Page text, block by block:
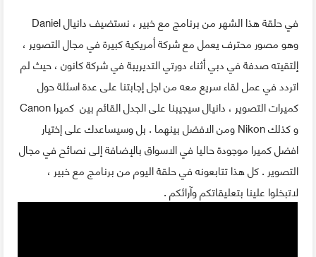
في حلقة هذا الشهر من برنامج مع خبير ، نستضيف دانيال Daniel
وهو مصور محترف يعمل مع شركة أمريكية كبيرة في مجال التصوير ،
إلتقيته صدفة في دبي أثناء دورتي التديريبة في شركة كانون ، حيث لم
اتردد في عمل لقاء سريع معه من اجل إجابتنا على عدة اسئلة حول
كميرات التصوير ، دانيال سيجيبنا على الجدل القائم بين كميرا Canon
و كذلك Nikon ومن الافضل بينهما . بل وسيساعدك على إختيار
افضل كميرا موجودة حاليا في الاسواق بالإضافة إلى نصائح في مجال
التصوير . كل هذا تتابعونه في حلقة اليوم من برنامج مع خبير ،
لاتبخلوا علينا بتعليقاتكم وآرائكم .